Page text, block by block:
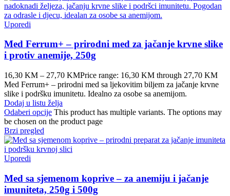
Uporedi
Med Ferrum+ – prirodni med za jačanje krvne slike
i protiv anemije, 250g
16,30 KM – 27,70 KMPrice range: 16,30 KM through 27,70 KM
Med Ferrum+ – prirodni med sa ljekovitim biljem za jačanje krvne
slike i podršku imunitetu. Idealno za osobe sa anemijom.
Dodaj u listu želja
Odaberi opcije This product has multiple variants. The options may
be chosen on the product page
Brzi pregled
Uporedi
Med sa sjemenom koprive – za anemiju i jačanje
imuniteta, 250g i 500g